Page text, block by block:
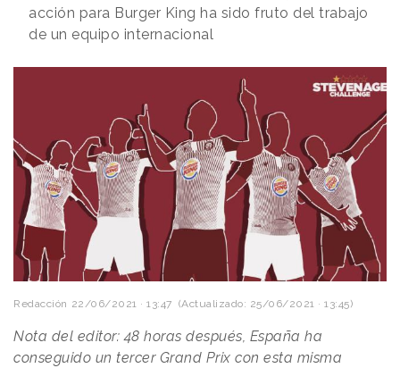
acción para Burger King ha sido fruto del trabajo
de un equipo internacional
Redacción 22/06/2021 · 13:47 (Actualizado: 25/06/2021 · 13:45)
Nota del editor: 48 horas después, España ha
conseguido un tercer Grand Prix con esta misma